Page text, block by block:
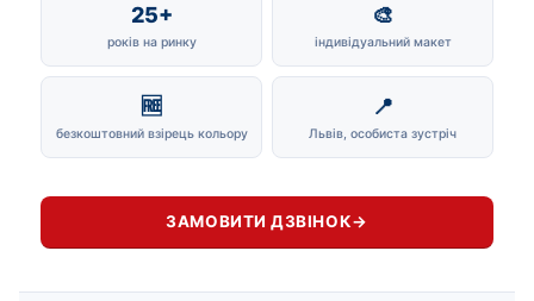
25+
років на ринку
🎨
індивідуальний макет
🆓
безкоштовний взірець кольору
📍
Львів, особиста зустріч
ЗАМОВИТИ ДЗВІНОК→